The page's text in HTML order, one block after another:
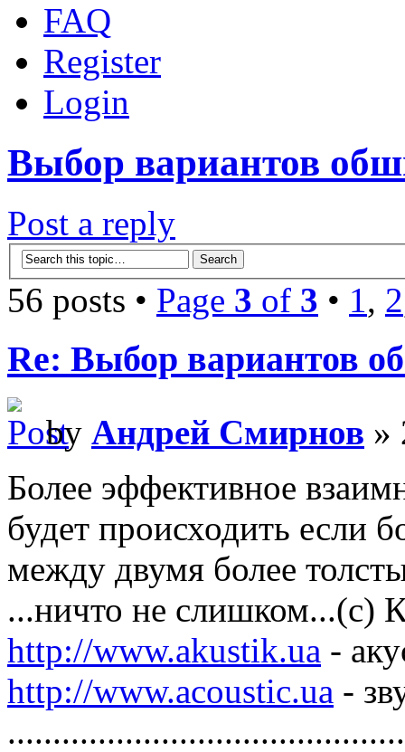
FAQ
Register
Login
Выбор вариантов
Post a reply
56 posts • Page 3 of 3 • 1, 2
Re: Выбор вариантов
by Андрей Смирнов »
Более эффективное
будет происходить если
между двумя более
...ничто не слишком...(с)
http://www.akustik.ua -
http://www.acoustic.ua -
............................................